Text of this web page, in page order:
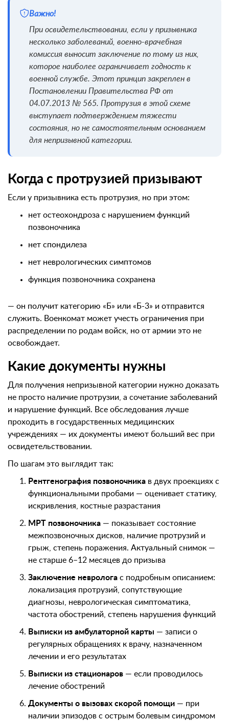
Важно!
При освидетельствовании, если у призывника
несколько заболеваний, военно-врачебная
комиссия выносит заключение по тому из них,
которое наиболее ограничивает годность к
военной службе. Этот принцип закреплен в
Постановлении Правительства РФ от
04.07.2013 № 565. Протрузия в этой схеме
выступает подтверждением тяжести
состояния, но не самостоятельным основанием
для непризывной категории.
Когда с протрузией призывают
Если у призывника есть протрузия, но при этом:
нет остеохондроза с нарушением функций
позвоночника
нет спондилеза
нет неврологических симптомов
функция позвоночника сохранена
— он получит категорию «Б» или «Б-3» и отправится
служить. Военкомат может учесть ограничения при
распределении по родам войск, но от армии это не
освобождает.
Какие документы нужны
Для получения непризывной категории нужно доказать
не просто наличие протрузии, а сочетание заболеваний
и нарушение функций. Все обследования лучше
проходить в государственных медицинских
учреждениях — их документы имеют больший вес при
освидетельствовании.
По шагам это выглядит так:
Рентгенография позвоночника в двух проекциях с
функциональными пробами — оценивает статику,
искривления, костные разрастания
МРТ позвоночника — показывает состояние
межпозвоночных дисков, наличие протрузий и
грыж, степень поражения. Актуальный снимок —
не старше 6–12 месяцев до призыва
Заключение невролога с подробным описанием:
локализация протрузий, сопутствующие
диагнозы, неврологическая симптоматика,
частота обострений, степень нарушения функций
Выписки из амбулаторной карты — записи о
регулярных обращениях к врачу, назначенном
лечении и его результатах
Выписки из стационаров — если проводилось
лечение обострений
Документы о вызовах скорой помощи — при
наличии эпизодов с острым болевым синдромом